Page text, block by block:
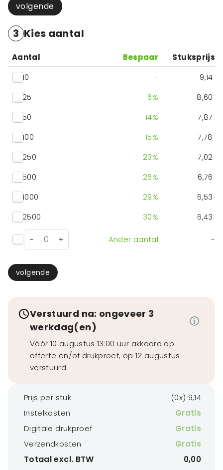
volgende
3 Kies aantal
Aantal Bespaar
Stuksprijs
10
-
9,14
25
6%
8,60
50
14%
7,87
100
15%
7,78
250
23%
7,02
500
26%
6,76
1000
29%
6,53
2500
30% 6,43
- + Ander aantal -
volgende
Verstuurd na: ongeveer 3
werkdag(en)
Vóór 10 augustus 13:00 uur akkoord op
offerte en/of drukproef, op 12 augustus
verstuurd.
Prijs per stuk
(0x) 9,14
Instelkosten
Gratis
Digitale drukproef
Gratis
Verzendkosten
Gratis
Totaal excl. BTW
0,00